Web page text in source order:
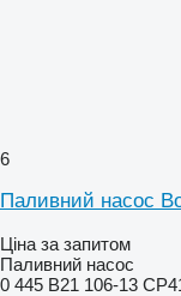
6
Паливний насос
Ціна за запитом
Паливний насос
0 445 B21 106-13